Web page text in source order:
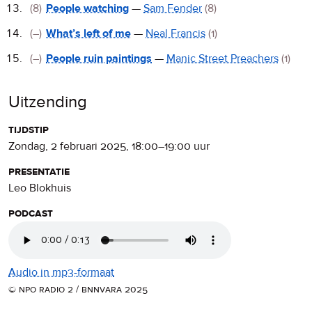
(8) People watching — Sam Fender (8)
(–) What’s left of me — Neal Francis (1)
(–) People ruin paintings — Manic Street Preachers (1)
Uitzending
tijdstip
zondag, 2 februari 2025, 18:00–19:00 uur
presentatie
Leo Blokhuis
podcast
Audio in mp3-formaat
© npo radio 2 / bnnvara 2025